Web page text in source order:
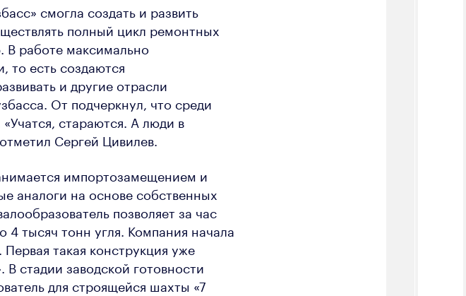
смогла создать и развить
полный цикл ремонтных
В работе максимально
то есть создаются
и другие отрасли
От подчеркнул, что среди
стараются. А люди в
Сергей Цивилев.
импортозамещением и
аналоги на основе собственных
позволяет за час
4 тысяч тонн угля. Компания начала
такая конструкция уже
В стадии заводской готовности
для строящейся шахты «7